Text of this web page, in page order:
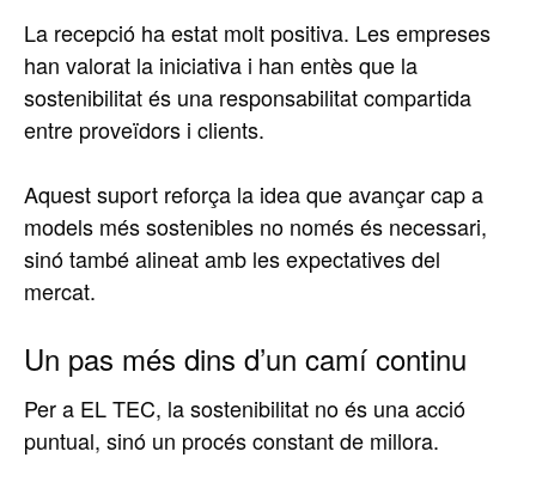
La recepció ha estat molt positiva. Les empreses
han valorat la iniciativa i han entès que la
sostenibilitat és una responsabilitat compartida
entre proveïdors i clients.
Aquest suport reforça la idea que avançar cap a
models més sostenibles no només és necessari,
sinó també alineat amb les expectatives del
mercat.
Un pas més dins d’un camí continu
Per a EL TEC, la sostenibilitat no és una acció
puntual, sinó un procés constant de millora.